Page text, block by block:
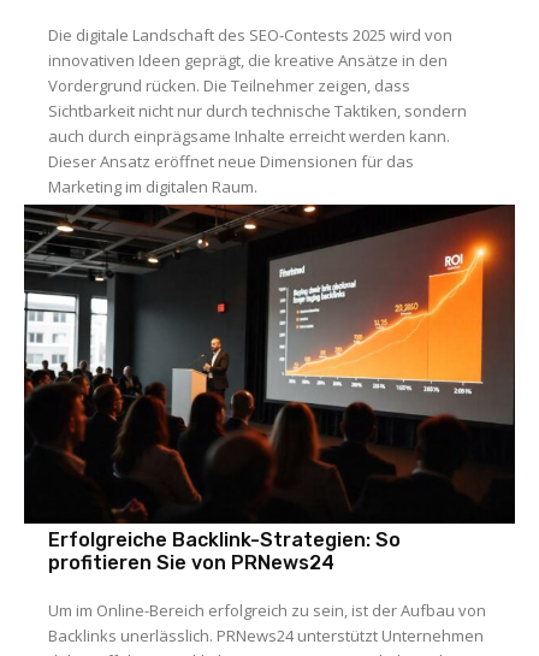
Die digitale Landschaft des SEO-Contests 2025 wird von
innovativen Ideen geprägt, die kreative Ansätze in den
Vordergrund rücken. Die Teilnehmer zeigen, dass
Sichtbarkeit nicht nur durch technische Taktiken, sondern
auch durch einprägsame Inhalte erreicht werden kann.
Dieser Ansatz eröffnet neue Dimensionen für das
Marketing im digitalen Raum.
Erfolgreiche Backlink-Strategien: So
profitieren Sie von PRNews24
Um im Online-Bereich erfolgreich zu sein, ist der Aufbau von
Backlinks unerlässlich. PRNews24 unterstützt Unternehmen